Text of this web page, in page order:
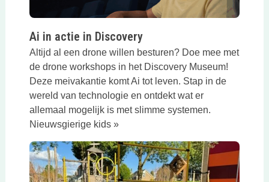
Ai in actie in Discovery
Altijd al een drone willen besturen? Doe mee met
de drone workshops in het Discovery Museum!
Deze meivakantie komt Ai tot leven. Stap in de
wereld van technologie en ontdekt wat er
allemaal mogelijk is met slimme systemen.
Nieuwsgierige kids »